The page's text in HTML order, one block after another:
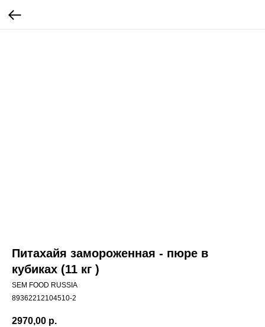
Питахайя замороженная - пюре в
кубиках (11 кг )
SEM FOOD RUSSIA
89362212104510-2
2970,00 р.